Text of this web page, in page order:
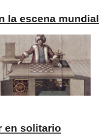
la escena mundial
en solitario